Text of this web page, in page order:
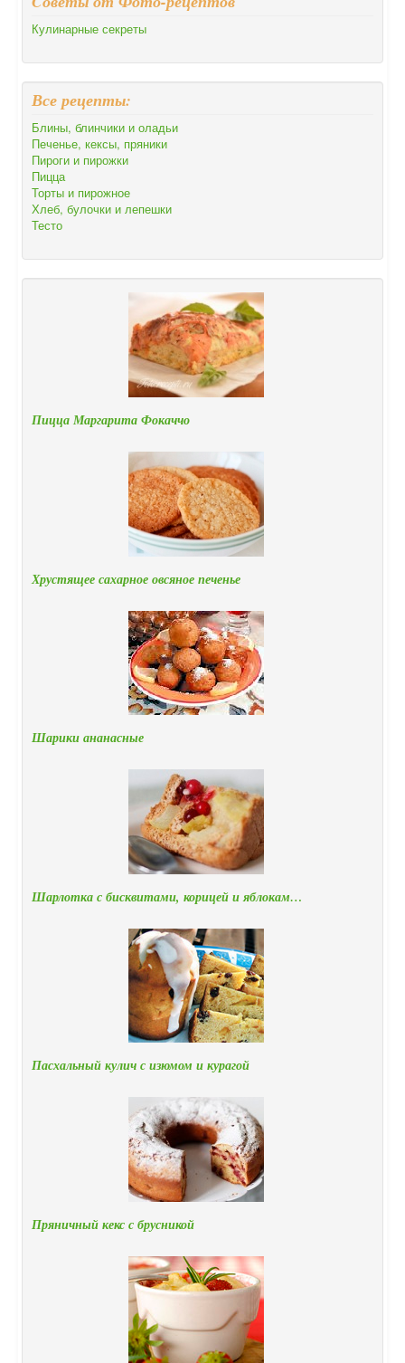
Кулинарные секреты
Все рецепты:
Блины, блинчики и оладьи
Печенье, кексы, пряники
Пироги и пирожки
Пицца
Торты и пирожное
Хлеб, булочки и лепешки
Тесто
Пицца Маргарита Фокаччо
Хрустящее сахарное овсяное печенье
Шарики ананасные
Шарлотка с бисквитами, корицей и яблокам…
Пасхальный кулич с изюмом и курагой
Пряничный кекс с брусникой